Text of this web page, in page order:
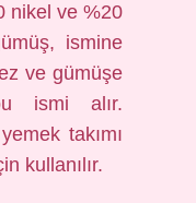
nikel ve %20
ismine
ve gümüşe
ismi alır.
takımı
kullanılır.